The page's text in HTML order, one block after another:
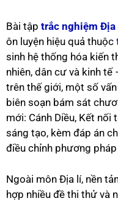
Bài tập trắc nghiệm Địa
ôn luyện hiệu quả thuộc
sinh hệ thống hóa kiến
nhiên, dân cư và kinh
trên thế giới, một số
biên soạn bám sát
mới: Cánh Diều, Kết
sáng tạo, kèm đáp án
điều chỉnh phương
Ngoài môn Địa lí, nền
hợp nhiều đề thi thử và